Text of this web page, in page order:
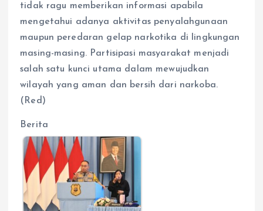
tidak ragu memberikan informasi apabila
mengetahui adanya aktivitas penyalahgunaan
maupun peredaran gelap narkotika di lingkungan
masing-masing. Partisipasi masyarakat menjadi
salah satu kunci utama dalam mewujudkan
wilayah yang aman dan bersih dari narkoba.
(Red)
Berita